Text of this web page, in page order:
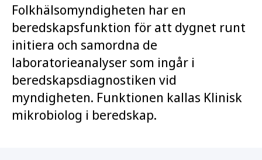
Folkhälsomyndigheten har en
beredskapsfunktion för att dygnet runt
initiera och samordna de
laboratorieanalyser som ingår i
beredskapsdiagnostiken vid
myndigheten. Funktionen kallas Klinisk
mikrobiolog i beredskap.